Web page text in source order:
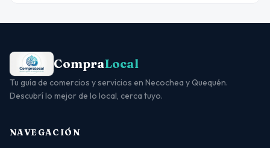
CompraLocal
Tu guía de comercios y servicios en Necochea y Quequén.
Descubrí lo mejor de lo local, cerca tuyo.
NAVEGACIÓN